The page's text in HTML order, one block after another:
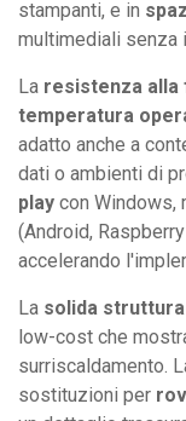
stampanti, e in
multimediali senza
La resistenza alla
temperatura
adatto anche a
dati o ambienti di
play con Windows,
(Android,
accelerando
La solida struttura
low-cost che
surriscaldamento.
sostituzioni per